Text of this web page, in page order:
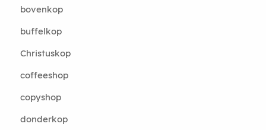
bovenkop
buffelkop
Christuskop
coffeeshop
copyshop
donderkop